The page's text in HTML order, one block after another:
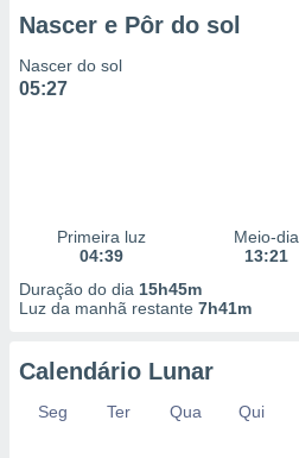
Nascer e Pôr do sol
Nascer do sol
05:27
Primeira luz
04:39
Meio-dia
13:21
Duração do dia 15h45m
Luz da manhã restante 7h41m
Calendário Lunar
Seg Ter Qua Qui